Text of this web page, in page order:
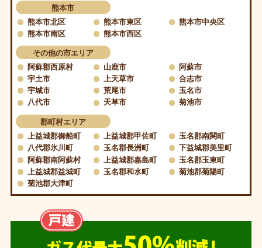
熊本市
熊本市北区
熊本市東区
熊本市中央区
熊本市南区
熊本市西区
その他の市エリア
阿蘇郡西原村
山鹿市
阿蘇市
宇土市
上天草市
合志市
宇城市
荒尾市
玉名市
八代市
天草市 菊池市
郡町村エリア
上益城郡御船町
上益城郡甲佐町
玉名郡南関町
八代郡氷川町
玉名郡長洲町
下益城郡美里町
阿蘇郡南阿蘇村
上益城郡嘉島町
玉名郡玉東町
上益城郡益城町
玉名郡和水町
菊池郡菊陽町
菊池郡大津町